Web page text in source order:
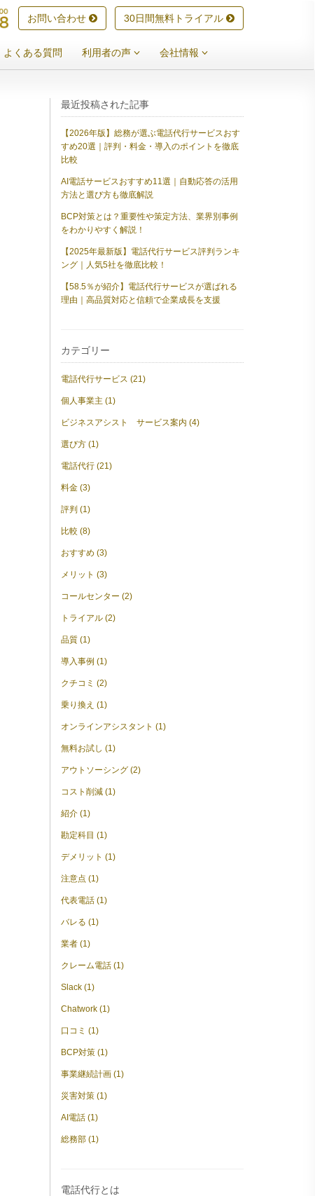
お問い合わせ 30日間無料トライアル
よくある質問 利用者の声 会社情報
最近投稿された記事
【2026年版】総務が選ぶ電話代行サービスおす
すめ20選｜評判・料金・導入のポイントを徹底
比較
AI電話サービスおすすめ11選｜自動応答の活用
方法と選び方も徹底解説
BCP対策とは？重要性や策定方法、業界別事例
をわかりやすく解説！
【2025年最新版】電話代行サービス評判ランキ
ング｜人気5社を徹底比較！
【58.5％が紹介】電話代行サービスが選ばれる
理由｜高品質対応と信頼で企業成長を支援
カテゴリー
電話代行サービス (21)
個人事業主 (1)
ビジネスアシスト サービス案内 (4)
選び方 (1)
電話代行 (21)
料金 (3)
評判 (1)
比較 (8)
おすすめ (3)
メリット (3)
コールセンター (2)
トライアル (2)
品質 (1)
導入事例 (1)
クチコミ (2)
乗り換え (1)
オンラインアシスタント (1)
無料お試し (1)
アウトソーシング (2)
コスト削減 (1)
紹介 (1)
勘定科目 (1)
デメリット (1)
注意点 (1)
代表電話 (1)
バレる (1)
業者 (1)
クレーム電話 (1)
Slack (1)
Chatwork (1)
口コミ (1)
BCP対策 (1)
事業継続計画 (1)
災害対策 (1)
AI電話 (1)
総務部 (1)
電話代行とは